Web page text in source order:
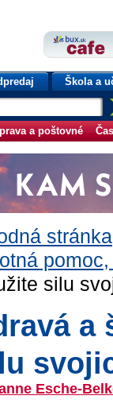
Škola a
a poštovné
stránka
silu
a
Esche-